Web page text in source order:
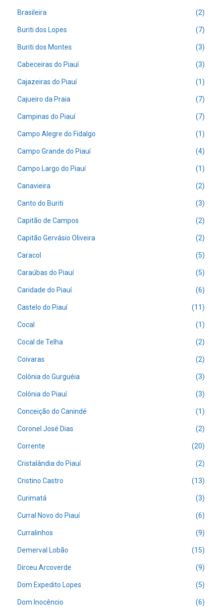
Brasileira (2)
Buriti dos Lopes (7)
Buriti dos Montes (3)
Cabeceiras do Piauí (3)
Cajazeiras do Piauí (1)
Cajueiro da Praia (7)
Campinas do Piauí (7)
Campo Alegre do Fidalgo (1)
Campo Grande do Piauí (4)
Campo Largo do Piauí (1)
Canavieira (2)
Canto do Buriti (3)
Capitão de Campos (2)
Capitão Gervásio Oliveira (2)
Caracol (5)
Caraúbas do Piauí (5)
Caridade do Piauí (6)
Castelo do Piauí (11)
Cocal (1)
Cocal de Telha (2)
Coivaras (2)
Colônia do Gurguéia (3)
Colônia do Piauí (3)
Conceição do Canindé (1)
Coronel José Dias (2)
Corrente (20)
Cristalândia do Piauí (2)
Cristino Castro (13)
Curimatá (3)
Curral Novo do Piauí (6)
Curralinhos (9)
Demerval Lobão (15)
Dirceu Arcoverde (9)
Dom Expedito Lopes (5)
Dom Inocêncio (6)